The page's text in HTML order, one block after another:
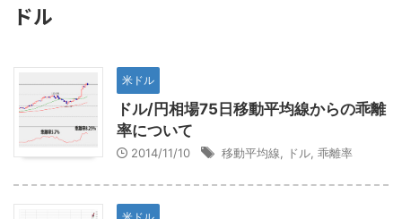
ドル
米ドル
ドル/円相場75日移動平均線からの乖離
率について
2014/11/10 移動平均線 ドル 乖離率